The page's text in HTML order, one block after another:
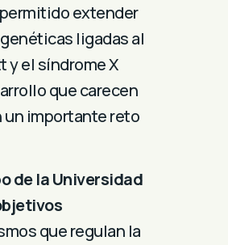
extender
ligadas al
y el síndrome X
que carecen
un importante reto
de la Universidad
que regulan la